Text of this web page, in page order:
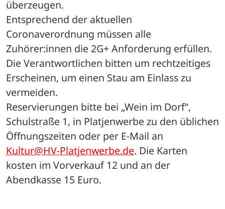
überzeugen.
Entsprechend der aktuellen
Coronaverordnung müssen alle
Zuhörer:innen die 2G+ Anforderung erfüllen.
Die Verantwortlichen bitten um rechtzeitiges
Erscheinen, um einen Stau am Einlass zu
vermeiden.
Reservierungen bitte bei „Wein im Dorf“,
Schulstraße 1, in Platjenwerbe zu den üblichen
Kultur@HV-Platjenwerbe.de. Die Karten
kosten im Vorverkauf 12 und an der
Abendkasse 15 Euro.